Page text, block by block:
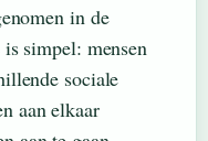
in de
simpel: mensen
sociale
aan elkaar